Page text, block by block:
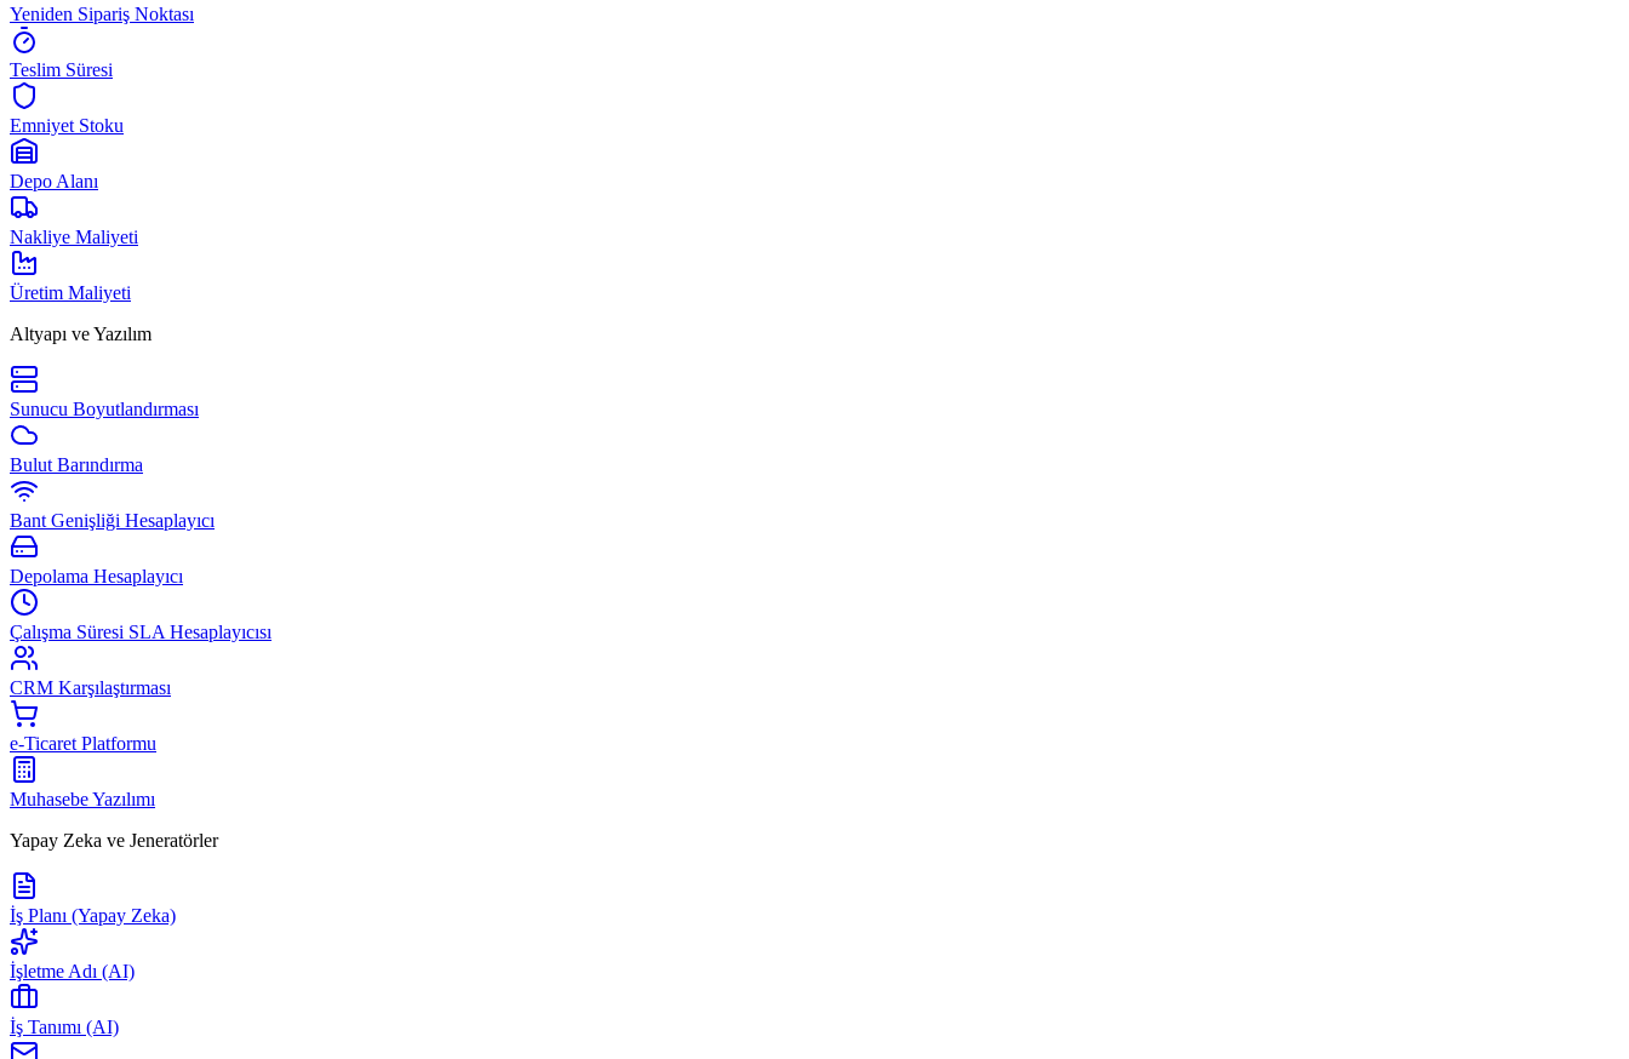
Yeniden Sipariş Noktası
Teslim Süresi
Emniyet Stoku
Depo Alanı
Nakliye Maliyeti
Üretim Maliyeti
Altyapı ve Yazılım
Sunucu Boyutlandırması
Bulut Barındırma
Bant Genişliği Hesaplayıcı
Depolama Hesaplayıcı
Çalışma Süresi SLA Hesaplayıcısı
CRM Karşılaştırması
e-Ticaret Platformu
Muhasebe Yazılımı
Yapay Zeka ve Jeneratörler
İş Planı (Yapay Zeka)
İşletme Adı (AI)
İş Tanımı (AI)